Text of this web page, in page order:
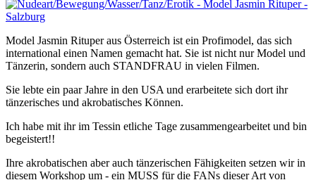
Model Jasmin Rituper aus Österreich ist ein Profimodel, das sich
international einen Namen gemacht hat. Sie ist nicht nur Model und
Tänzerin, sondern auch STANDFRAU in vielen Filmen.
Sie lebte ein paar Jahre in den USA und erarbeitete sich dort ihr
tänzerisches und akrobatisches Können.
Ich habe mit ihr im Tessin etliche Tage zusammengearbeitet und bin
begeistert!!
Ihre akrobatischen aber auch tänzerischen Fähigkeiten setzen wir in
diesem Workshop um - ein MUSS für die FANs dieser Art von